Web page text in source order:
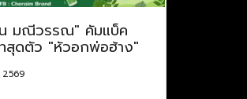
มณีวรรณ" คัมแบ็ค
สุดตัว "หัวอกพ่อฮ้าง"
2569